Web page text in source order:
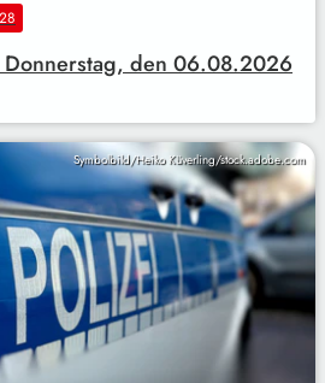
den 06.08.2026
Symbolbild/Heiko Küverling/stock.adobe.com